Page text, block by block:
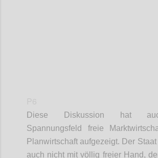
Diese Diskussion hat
Spannungsfeld freie
Planwirtschaft aufgezeigt. Der
auch nicht mit völlig freierHand ,